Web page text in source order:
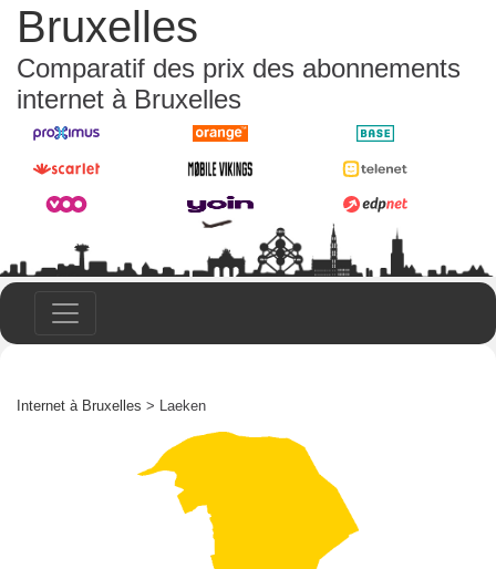
Bruxelles
Comparatif des prix des abonnements
internet à Bruxelles
Internet à Bruxelles > Laeken